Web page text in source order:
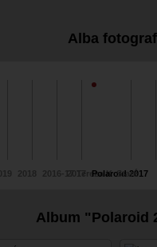
Alba
2016-17 Tereza KPolaroid 2017
Staré
Album "Polaroid